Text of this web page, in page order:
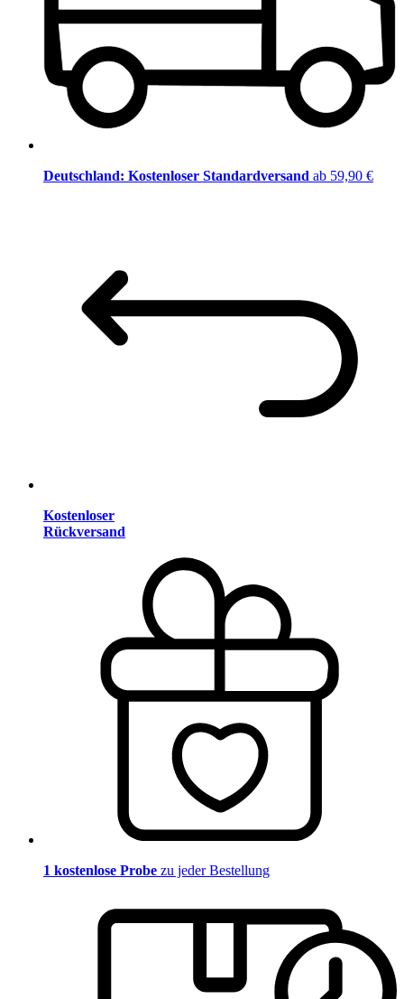
Deutschland: Kostenloser Standardversand ab 59,90 €
Kostenloser
Rückversand
1 kostenlose Probe zu jeder Bestellung